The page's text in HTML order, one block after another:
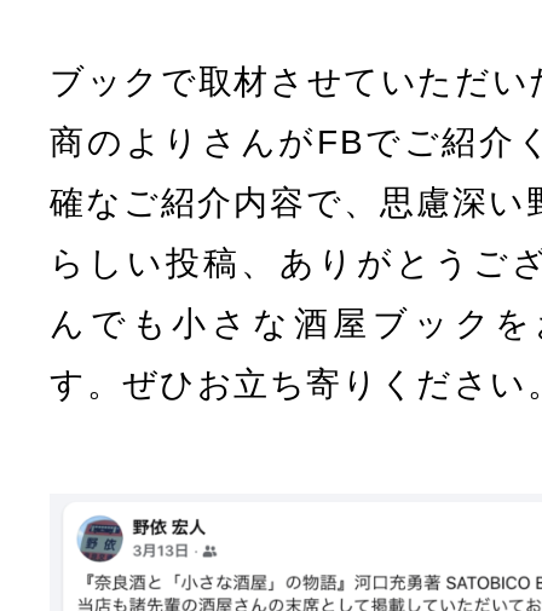
ブックで取材させていただ
商のよりさんがFBでご紹介
確なご紹介内容で、思慮深い
らしい投稿、ありがとうご
んでも小さな酒屋ブック
す。ぜひお立ち寄りください